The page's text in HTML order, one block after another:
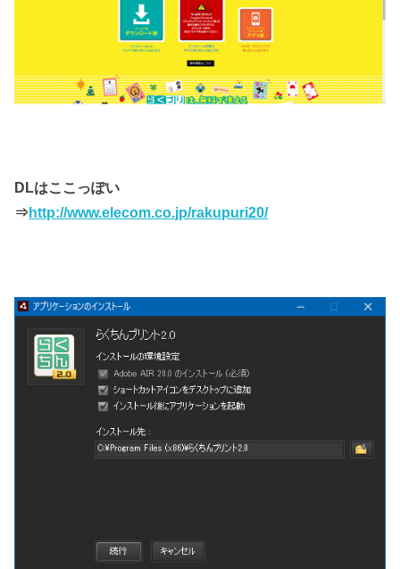
DLはここっぽい
⇒ http://www.elecom.co.jp/rakupuri20/